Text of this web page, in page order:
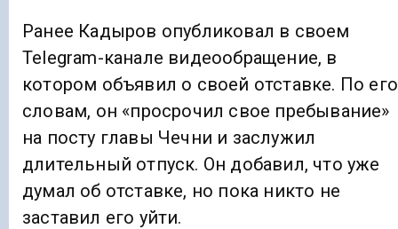
Ранее Кадыров опубликовал в своем
Telegram-канале видеообращение, в
котором объявил о своей отставке. По его
словам, он «просрочил свое пребывание»
на посту главы Чечни и заслужил
длительный отпуск. Он добавил, что уже
думал об отставке, но пока никто не
заставил его уйти.